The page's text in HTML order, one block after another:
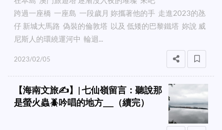
跨過一座橋 一座島 一段歲月 妳攜著他的手 走進2023的氹
仔 新城大馬路 偽裝的倫敦塔 以及 低矮的巴黎鐵塔 妳說 威
尼斯人的環繞運河中 輪迴...
2023/02/05
【海南文旅✍️】| 七仙嶺留言：聽說那
是螢火蟲🪲吟唱的地方___（續完）